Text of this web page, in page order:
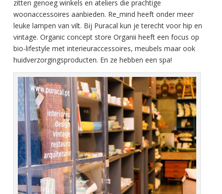
zitten genoeg winkels en ateliers die prachtige
woonaccessoires aanbieden. Re_mind heeft onder meer
leuke lampen van vilt. Bij Puracal kun je terecht voor hip en
vintage. Organic concept store Organii heeft een focus op
bio-lifestyle met interieuraccessoires, meubels maar ook
huidverzorgingsproducten. En ze hebben een spa!